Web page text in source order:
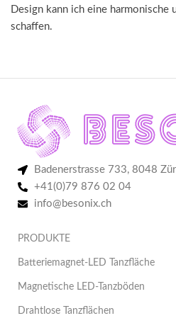
Design kann ich eine harmonische
schaffen.
Badenerstrasse 733, 8048
+41(0)79 876 02 04
info@besonix.ch
PRODUKTE
Batteriemagnet-LED Tanzfläche
Magnetische LED-Tanzböden
Drahtlose Tanzflächen